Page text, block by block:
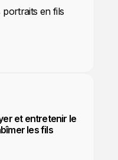
portraits en fils
et entretenir le
les fils